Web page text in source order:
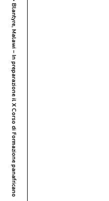
Blantyre, Malawi – In preparazione il X Corso di Formazione panafricano